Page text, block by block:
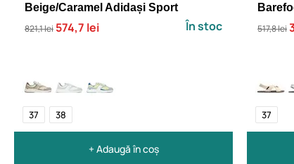
Beige/Caramel Adidași Sport
821,1 lei 574,7 lei În stoc
37 38
+ Adaugă în coș
517,8 lei
37